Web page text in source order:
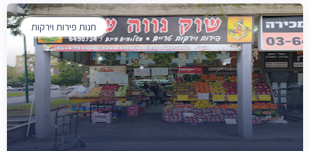
חנות פירות וירקות